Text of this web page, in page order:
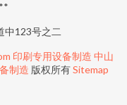
中123号之二
印刷专用设备制造 中山
制造 版权所有Sitemap